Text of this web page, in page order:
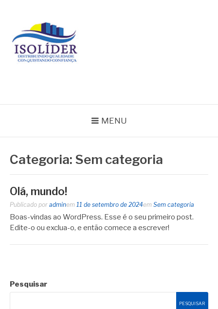
conteúdo
MENU
Categoria: Sem categoria
Olá, mundo!
Publicado por adminem 11 de setembro de 2024em Sem categoria
Boas-vindas ao WordPress. Esse é o seu primeiro post.
Edite-o ou exclua-o, e então comece a escrever!
Pesquisar
PESQUISAR